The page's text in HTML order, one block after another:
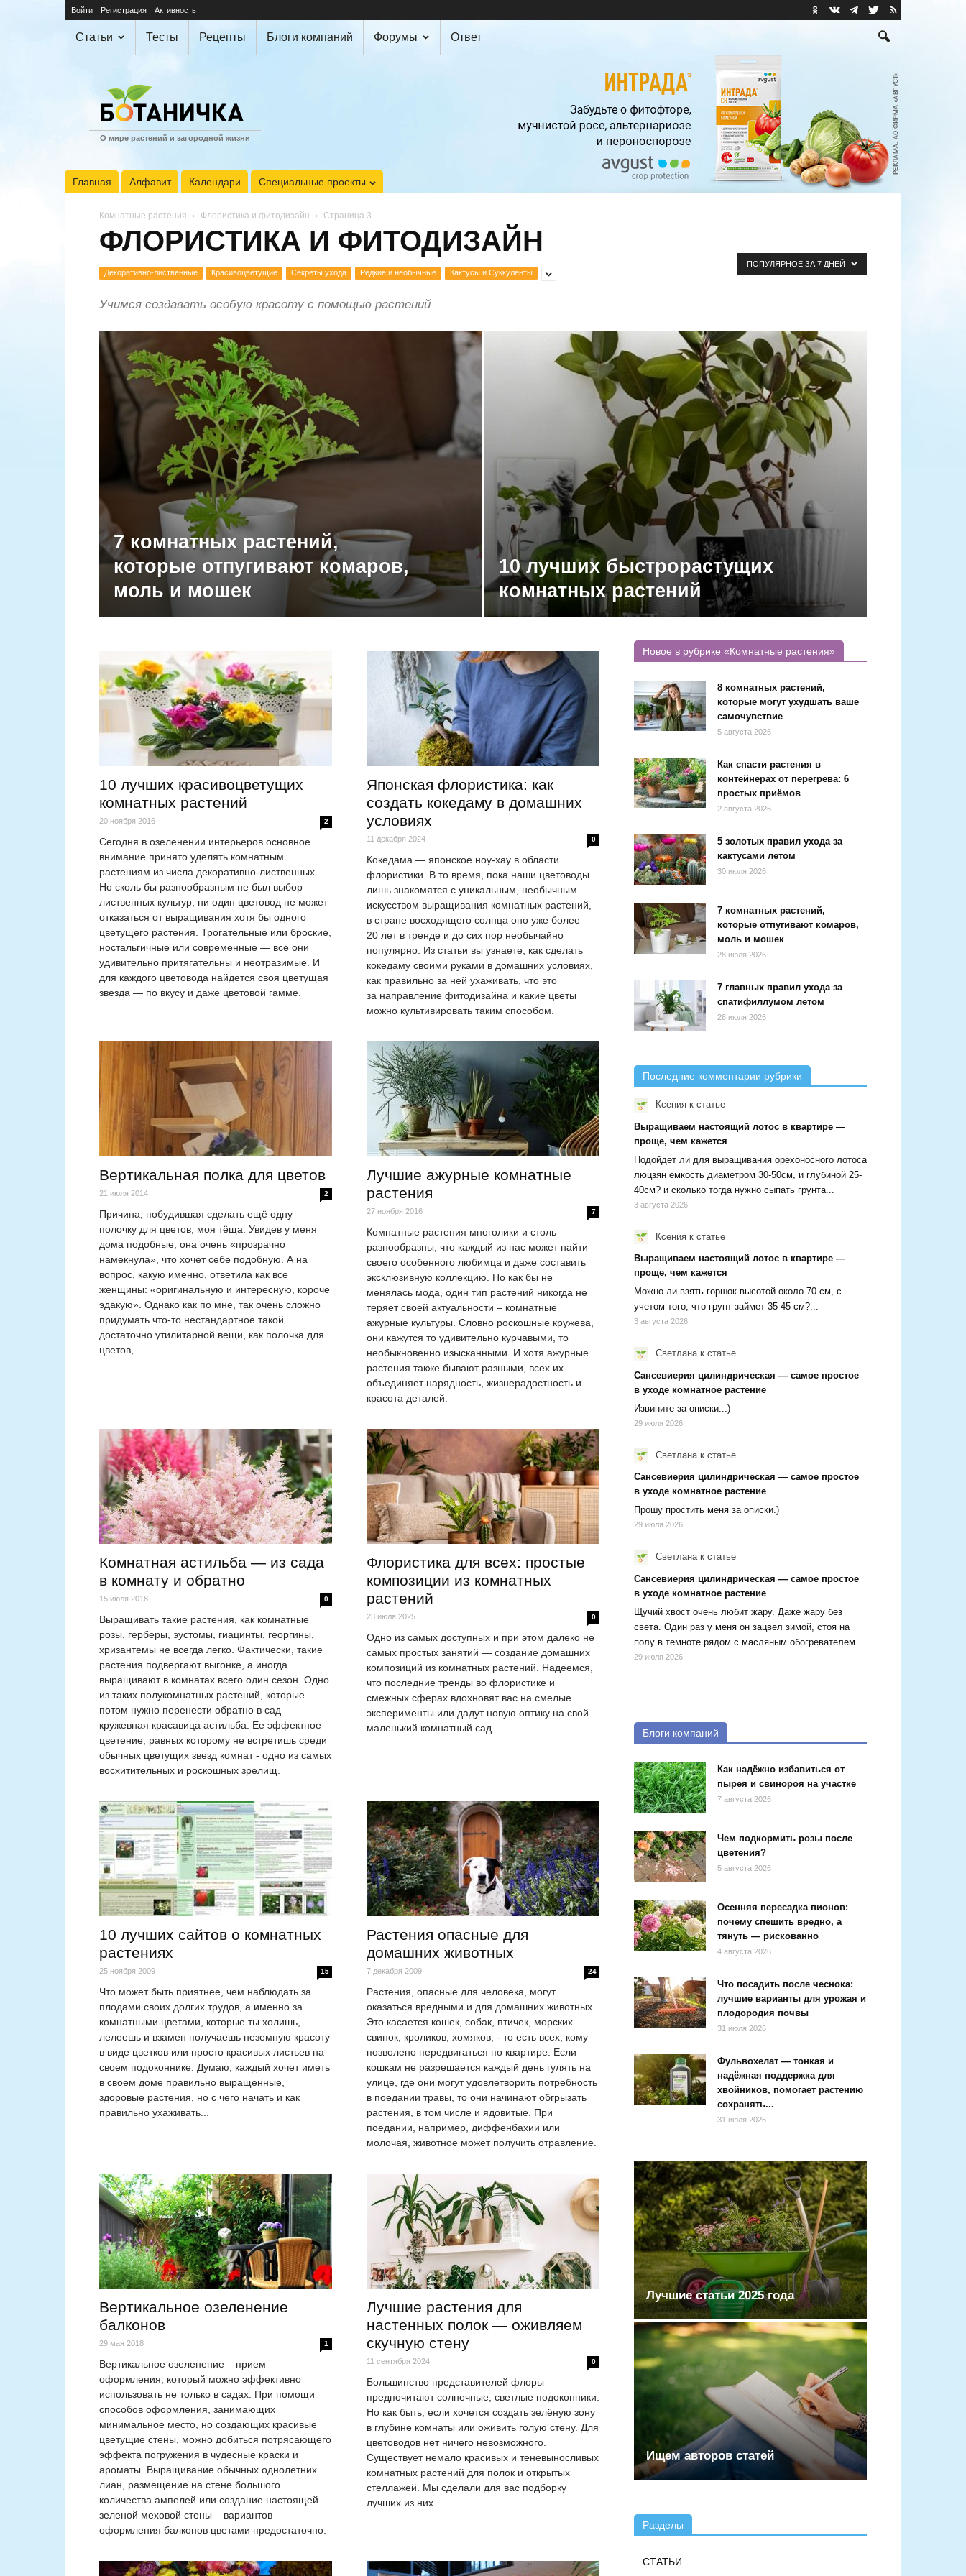
Войти Регистрация Активность
Статьи Тесты Рецепты Блоги компаний Форумы Ответ
О мире растений и загородной жизни
Главная Алфавит Календари Специальные проекты
Комнатные растения Флористика и фитодизайн Страница 3
ФЛОРИСТИКА И ФИТОДИЗАЙН
Декоративно-лиственные Красивоцветущие Секреты ухода Редкие и необычные Кактусы и Суккуленты
Учимся создавать особую красоту с помощью растений
ПОПУЛЯРНОЕ ЗА 7 ДНЕЙ
7 комнатных растений,
которые отпугивают комаров,
моль и мошек
10 лучших быстрорастущих
комнатных растений
10 лучших красивоцветущих
комнатных растений
20 ноября 2016 2
Сегодня в озеленении интерьеров основное
внимание принято уделять комнатным
растениям из числа декоративно-лиственных.
Но сколь бы разнообразным не был выбор
лиственных культур, ни один цветовод не может
отказаться от выращивания хотя бы одного
цветущего растения. Трогательные или броские,
ностальгичные или современные — все они
удивительно притягательны и неотразимые. И
для каждого цветовода найдется своя цветущая
звезда — по вкусу и даже цветовой гамме.
Японская флористика: как
создать кокедаму в домашних
условиях
11 декабря 2024 0
Кокедама — японское ноу-хау в области
флористики. В то время, пока наши цветоводы
лишь знакомятся с уникальным, необычным
искусством выращивания комнатных растений,
в стране восходящего солнца оно уже более
20 лет в тренде и до сих пор необычайно
популярно. Из статьи вы узнаете, как сделать
кокедаму своими руками в домашних условиях,
как правильно за ней ухаживать, что это
за направление фитодизайна и какие цветы
можно культивировать таким способом.
Вертикальная полка для цветов
21 июля 2014 2
Причина, побудившая сделать ещё одну
полочку для цветов, моя тёща. Увидев у меня
дома подобные, она очень «прозрачно
намекнула», что хочет себе подобную. А на
вопрос, какую именно, ответила как все
женщины: «оригинальную и интересную, короче
эдакую». Однако как по мне, так очень сложно
придумать что-то нестандартное такой
достаточно утилитарной вещи, как полочка для
цветов,...
Лучшие ажурные комнатные
растения
27 ноября 2016 7
Комнатные растения многолики и столь
разнообразны, что каждый из нас может найти
своего особенного любимца и даже составить
эксклюзивную коллекцию. Но как бы не
менялась мода, один тип растений никогда не
теряет своей актуальности – комнатные
ажурные культуры. Словно роскошные кружева,
они кажутся то удивительно курчавыми, то
необыкновенно изысканными. И хотя ажурные
растения также бывают разными, всех их
объединяет нарядность, жизнерадостность и
красота деталей.
Комнатная астильба — из сада
в комнату и обратно
15 июля 2018 0
Выращивать такие растения, как комнатные
розы, герберы, эустомы, гиацинты, георгины,
хризантемы не всегда легко. Фактически, такие
растения подвергают выгонке, а иногда
выращивают в комнатах всего один сезон. Одно
из таких полукомнатных растений, которые
потом нужно перенести обратно в сад –
кружевная красавица астильба. Ее эффектное
цветение, равных которому не встретишь среди
обычных цветущих звезд комнат - одно из самых
восхитительных и роскошных зрелищ.
Флористика для всех: простые
композиции из комнатных
растений
23 июля 2025 0
Одно из самых доступных и при этом далеко не
самых простых занятий — создание домашних
композиций из комнатных растений. Надеемся,
что последние тренды во флористике и
смежных сферах вдохновят вас на смелые
эксперименты или дадут новую оптику на свой
маленький комнатный сад.
10 лучших сайтов о комнатных
растениях
25 ноября 2009 15
Что может быть приятнее, чем наблюдать за
плодами своих долгих трудов, а именно за
комнатными цветами, которые ты холишь,
лелеешь и взамен получаешь неземную красоту
в виде цветков или просто красивых листьев на
своем подоконнике. Думаю, каждый хочет иметь
в своем доме правильно выращенные,
здоровые растения, но с чего начать и как
правильно ухаживать...
Растения опасные для
домашних животных
7 декабря 2009 24
Растения, опасные для человека, могут
оказаться вредными и для домашних животных.
Это касается кошек, собак, птичек, морских
свинок, кроликов, хомяков, - то есть всех, кому
позволено передвигаться по квартире. Если
кошкам не разрешается каждый день гулять на
улице, где они могут удовлетворить потребность
в поедании травы, то они начинают обгрызать
растения, в том числе и ядовитые. При
поедании, например, диффенбахии или
молочая, животное может получить отравление.
Вертикальное озеленение
балконов
29 мая 2018 1
Вертикальное озеленение – прием
оформления, который можно эффективно
использовать не только в садах. При помощи
способов оформления, занимающих
минимальное место, но создающих красивые
цветущие стены, можно добиться потрясающего
эффекта погружения в чудесные краски и
ароматы. Выращивание обычных однолетних
лиан, размещение на стене большого
количества ампелей или создание настоящей
зеленой меховой стены – вариантов
оформления балконов цветами предостаточно.
Лучшие растения для
настенных полок — оживляем
скучную стену
11 сентября 2024 0
Большинство представителей флоры
предпочитают солнечные, светлые подоконники.
Но как быть, если хочется создать зелёную зону
в глубине комнаты или оживить голую стену. Для
цветоводов нет ничего невозможного.
Существует немало красивых и теневыносливых
комнатных растений для полок и открытых
стеллажей. Мы сделали для вас подборку
лучших из них.
Новое в рубрике «Комнатные растения»
8 комнатных растений,
которые могут ухудшать ваше
самочувствие
5 августа 2026
Как спасти растения в
контейнерах от перегрева: 6
простых приёмов
2 августа 2026
5 золотых правил ухода за
кактусами летом
30 июля 2026
7 комнатных растений,
которые отпугивают комаров,
моль и мошек
28 июля 2026
7 главных правил ухода за
спатифиллумом летом
26 июля 2026
Последние комментарии рубрики
Ксения к статье
Выращиваем настоящий лотос в квартире —
проще, чем кажется
Подойдет ли для выращивания орехоносного лотоса
люцзян емкость диаметром 30-50см, и глубиной 25-
40см? и сколько тогда нужно сыпать грунта...
3 августа 2026
Ксения к статье
Выращиваем настоящий лотос в квартире —
проще, чем кажется
Можно ли взять горшок высотой около 70 см, с
учетом того, что грунт займет 35-45 см?...
3 августа 2026
Светланак статье
Сансевиерия цилиндрическая — самое простое
в уходе комнатное растение
Извините за описки...)
29 июля 2026
Светлана к статье
Сансевиерия цилиндрическая — самое простое
в уходе комнатное растение
Прошу простить меня за описки.)
29 июля 2026
Светланак статье
Сансевиерия цилиндрическая — самое простое
в уходе комнатное растение
Щучий хвост очень любит жару. Даже жару без
света. Один раз у меня он зацвел зимой, стоя на
полу в темноте рядом с масляным обогревателем...
29 июля 2026
Блоги компаний
Как надёжно избавиться от
пырея и свинороя на участке
7 августа 2026
Чем подкормить розы после
цветения?
5 августа 2026
Осенняя пересадка пионов:
почему спешить вредно, а
тянуть — рискованно
4 августа 2026
Что посадить после чеснока:
лучшие варианты для урожая и
плодородия почвы
31 июля 2026
Фульвохелат — тонкая и
надёжная поддержка для
хвойников, помогает растению
сохранять...
31 июля 2026
Лучшие статьи 2025 года
Ищем авторов статей
Разделы
СТАТЬИ